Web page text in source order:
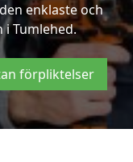
enklaste och
Tumlehed.
förpliktelser